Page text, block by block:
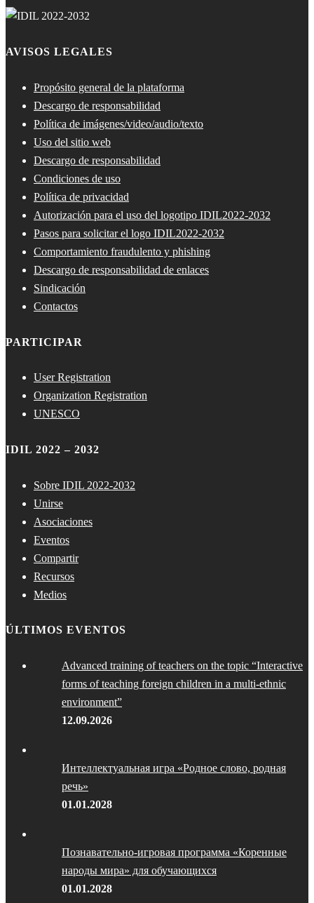
AVISOS LEGALES
Propósito general de la plataforma
Descargo de responsabilidad
Política de imágenes/video/audio/texto
Uso del sitio web
Descargo de responsabilidad
Condiciones de uso
Política de privacidad
Autorización para el uso del logotipo IDIL2022-2032
Pasos para solicitar el logo IDIL2022-2032
Comportamiento fraudulento y phishing
Descargo de responsabilidad de enlaces
Sindicación
Contactos
PARTICIPAR
User Registration
Organization Registration
UNESCO
IDIL 2022 – 2032
Sobre IDIL 2022-2032
Unirse
Asociaciones
Eventos
Compartir
Recursos
Medios
ÚLTIMOS EVENTOS
Advanced training of teachers on the topic “Interactive
forms of teaching foreign children in a multi-ethnic
environment”
12.09.2026
Интеллектуальная игра «Родное слово, родная
речь»
01.01.2028
Познавательно-игровая программа «Коренные
народы мира» для обучающихся
01.01.2028